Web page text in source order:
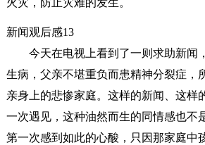
火灾，防止灾难的发生。
新闻观后感13
今天在电视上看到了一则求助新闻
生病，父亲不堪重负而患精神分裂症，
亲身上的悲惨家庭。这样的新闻、这样
一次遇见，这种油然而生的同情感也不
第一次感到如此的心酸，只因那家庭中